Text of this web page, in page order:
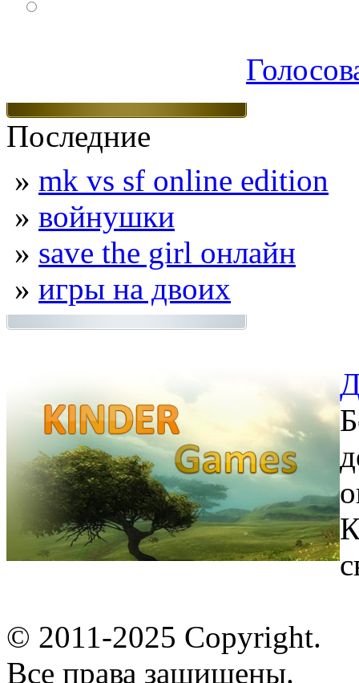
Последние
» mk vs sf online edition
» войнушки
» save the girl онлайн
» игры на двоих
© 2011-2025 Copyright.
Все права защищены.